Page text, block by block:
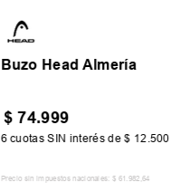
Buzo Head Almería
$ 74.999
6 cuotas SIN interés de$ 12 .500
Precio sin impuestos nacionales: $ 61 .982 ,64